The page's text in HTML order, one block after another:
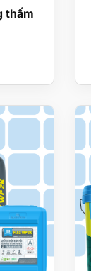
thấm